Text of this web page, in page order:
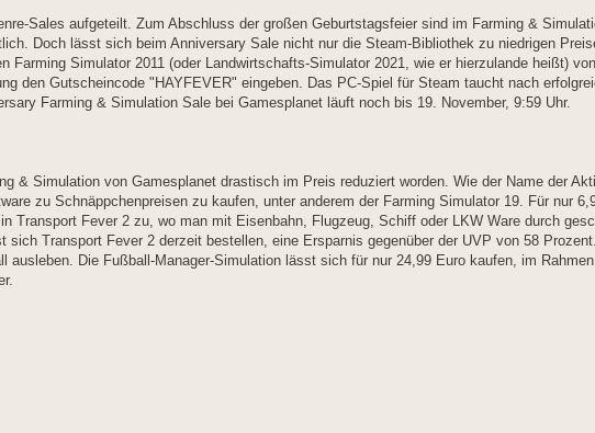
Sales aufgeteilt. Zum Abschluss der großen Geburtstagsfeier sind im Farming &
Doch lässt sich beim Anniversary Sale nicht nur die Steam-Bibliothek zu niedrigen
Simulator 2011 (oder Landwirtschafts-Simulator 2021, wie er hierzulande heißt)
den Gutscheincode "HAYFEVER" eingeben. Das PC-Spiel für Steam taucht nach
Farming & Simulation Sale bei Gamesplanet läuft noch bis 19. November, 9:59 Uhr.
& Simulation von Gamesplanet drastisch im Preis reduziert worden. Wie der Name der
zu Schnäppchenpreisen zu kaufen, unter anderem der Farming Simulator 19. Für nur
Transport Fever 2 zu, wo man mit Eisenbahn, Flugzeug, Schiff oder LKW Ware durch
Transport Fever 2 derzeit bestellen, eine Ersparnis gegenüber der UVP von 58
Die Fußball-Manager-Simulation lässt sich für nur 24,99 Euro kaufen, im